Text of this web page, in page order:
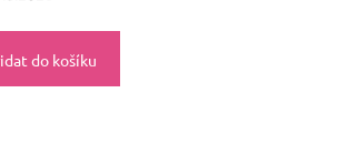
do košíku